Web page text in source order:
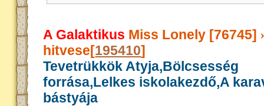
A Galaktikus Miss Lonely [76745]
hitvese[195410]
Tevetrükkök Atyja,Bölcsesség
forrása,Lelkes iskolakezdő,A
bástyája